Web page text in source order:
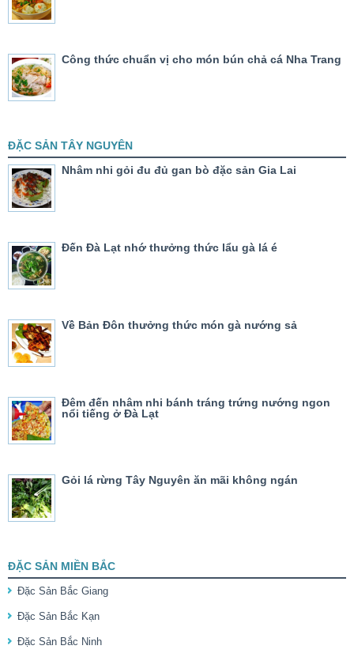
Công thức chuẩn vị cho món bún chả cá Nha Trang
ĐẶC SẢN TÂY NGUYÊN
Nhâm nhi gỏi đu đủ gan bò đặc sản Gia Lai
Đến Đà Lạt nhớ thưởng thức lẩu gà lá é
Về Bản Đôn thưởng thức món gà nướng sả
Đêm đến nhâm nhi bánh tráng trứng nướng ngon
nổi tiếng ở Đà Lạt
Gỏi lá rừng Tây Nguyên ăn mãi không ngán
ĐẶC SẢN MIỀN BẮC
Đặc Sản Bắc Giang
Đặc Sản Bắc Kạn
Đặc Sản Bắc Ninh